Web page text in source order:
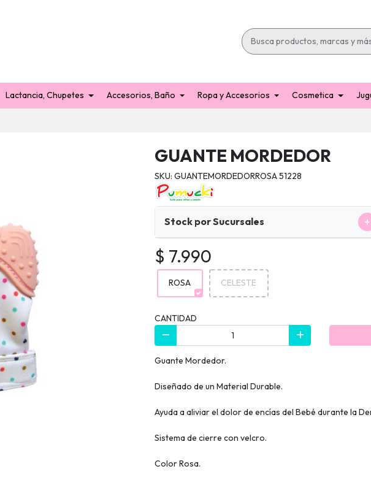
Lactancia, Chupetes Accesorios, Baño Ropa y Accesorios Cosmetica
GUANTE MORDEDOR
SKU: GUANTEMORDEDORROSA 51228
Stock por Sucursales +
$ 7.990
ROSA CELESTE
CANTIDAD
Guante Mordedor.
Diseñado de un Material Durable.
Ayuda a aliviar el dolor de encías del Bebé durante la
Sistema de cierre con velcro.
Color Rosa.